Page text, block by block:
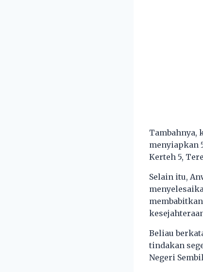
Tambahnya,
menyiapkan
Kerteh 5,
Selain itu,
Beliau
tindakan
Negeri